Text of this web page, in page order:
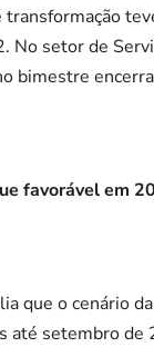
No setor de
bimestre
favorável em
que o cenário
até setembro